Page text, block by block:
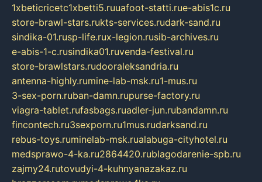
1xbeticricetc1xbetti5.ruuafoot-statti.rue-abis1c.ru
store-brawl-stars.rukts-services.rudark-sand.ru
sindika-01.rusp-life.rux-legion.rusib-archives.ru
e-abis-1-c.rusindika01.ruvenda-festival.ru
store-brawlstars.rudooraleksandria.ru
antenna-highly.rumine-lab-msk.ru1-mus.ru
3-sex-porn.ruban-damn.rupurse-factory.ru
viagra-tablet.rufasbags.ruadler-jun.rubandamn.ru
fincontech.ru3sexporn.ru1mus.rudarksand.ru
rebus-toys.ruminelab-msk.rualabuga-cityhotel.ru
medsprawo-4-ka.ru2864420.rublagodarenie-spb.ru
zajmy24.rutovudyi-4-kuhnyanazakaz.ru